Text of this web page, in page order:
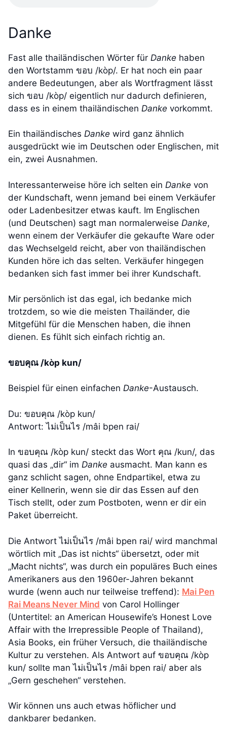
Danke
Fast alle thailändischen Wörter für Danke haben
den Wortstamm ขอบ /kòp/. Er hat noch ein paar
andere Bedeutungen, aber als Wortfragment lässt
sich ขอบ /kòp/ eigentlich nur dadurch definieren,
dass es in einem thailändischen Danke vorkommt.
Ein thailändisches Danke wird ganz ähnlich
ausgedrückt wie im Deutschen oder Englischen, mit
ein, zwei Ausnahmen.
Interessanterweise höre ich selten ein Danke von
der Kundschaft, wenn jemand bei einem Verkäufer
oder Ladenbesitzer etwas kauft. Im Englischen
(und Deutschen) sagt man normalerweise Danke,
wenn einem der Verkäufer die gekaufte Ware oder
das Wechselgeld reicht, aber von thailändischen
Kunden höre ich das selten. Verkäufer hingegen
bedanken sich fast immer bei ihrer Kundschaft.
Mir persönlich ist das egal, ich bedanke mich
trotzdem, so wie die meisten Thailänder, die
Mitgefühl für die Menschen haben, die ihnen
dienen. Es fühlt sich einfach richtig an.
ขอบคุณ /kòp kun/
Beispiel für einen einfachen Danke-Austausch.
Du: ขอบคุณ /kòp kun/
Antwort: ไม่เป็นไร /mâi bpen rai/
In ขอบคุณ /kòp kun/ steckt das Wort คุณ /kun/, das
quasi das „dir“ im Danke ausmacht. Man kann es
ganz schlicht sagen, ohne Endpartikel, etwa zu
einer Kellnerin, wenn sie dir das Essen auf den
Tisch stellt, oder zum Postboten, wenn er dir ein
Paket überreicht.
Die Antwort ไม่เป็นไร /mâi bpen rai/ wird manchmal
wörtlich mit „Das ist nichts“ übersetzt, oder mit
„Macht nichts“, was durch ein populäres Buch eines
Amerikaners aus den 1960er-Jahren bekannt
wurde (wenn auch nur teilweise treffend): Mai Pen
Rai Means Never Mind von Carol Hollinger
(Untertitel: an American Housewife’s Honest Love
Affair with the Irrepressible People of Thailand),
Asia Books, ein früher Versuch, die thailändische
Kultur zu verstehen. Als Antwort auf ขอบคุณ /kòp
kun/ sollte man ไม่เป็นไร /mâi bpen rai/ aber als
„Gern geschehen“ verstehen.
Wir können uns auch etwas höflicher und
dankbarer bedanken.